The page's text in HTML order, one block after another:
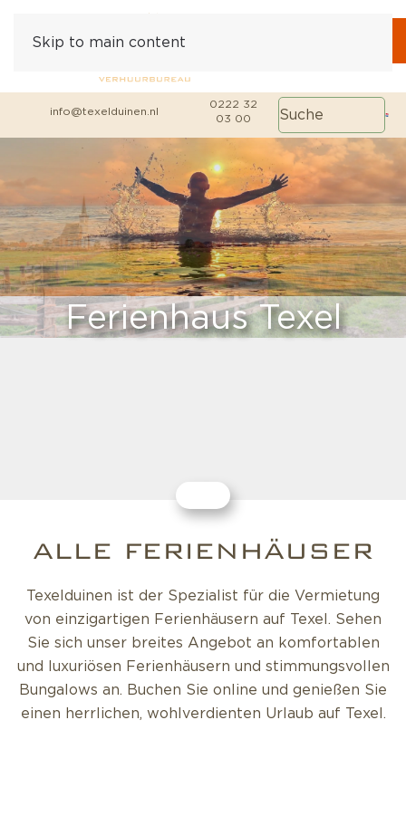
Skip to main content
info@texelduinen.nl
0222 32
03 00
Ferienhaus Texel
ALLE FERIENHÄUSER
Texelduinen ist der Spezialist für die Vermietung
von einzigartigen Ferienhäusern auf Texel. Sehen
Sie sich unser breites Angebot an komfortablen
und luxuriösen Ferienhäusern und stimmungsvollen
Bungalows an. Buchen Sie online und genießen Sie
einen herrlichen, wohlverdienten Urlaub auf Texel.